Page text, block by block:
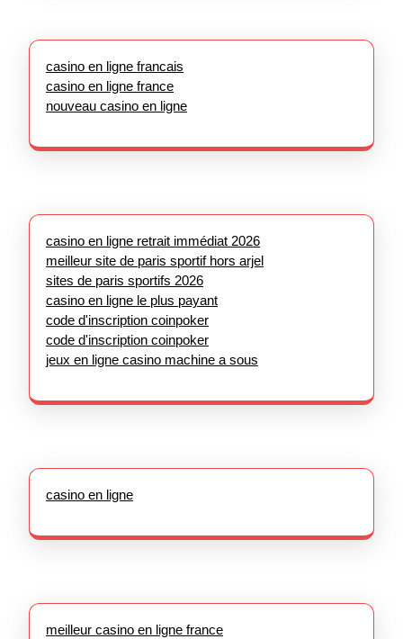
casino en ligne francais
casino en ligne france
nouveau casino en ligne
casino en ligne retrait immédiat 2026
meilleur site de paris sportif hors arjel
sites de paris sportifs 2026
casino en ligne le plus payant
code d'inscription coinpoker
code d'inscription coinpoker
jeux en ligne casino machine a sous
casino en ligne
meilleur casino en ligne france